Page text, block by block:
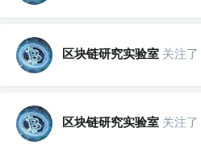
区块链研究实验室 关注了
区块链研究实验室 关注了